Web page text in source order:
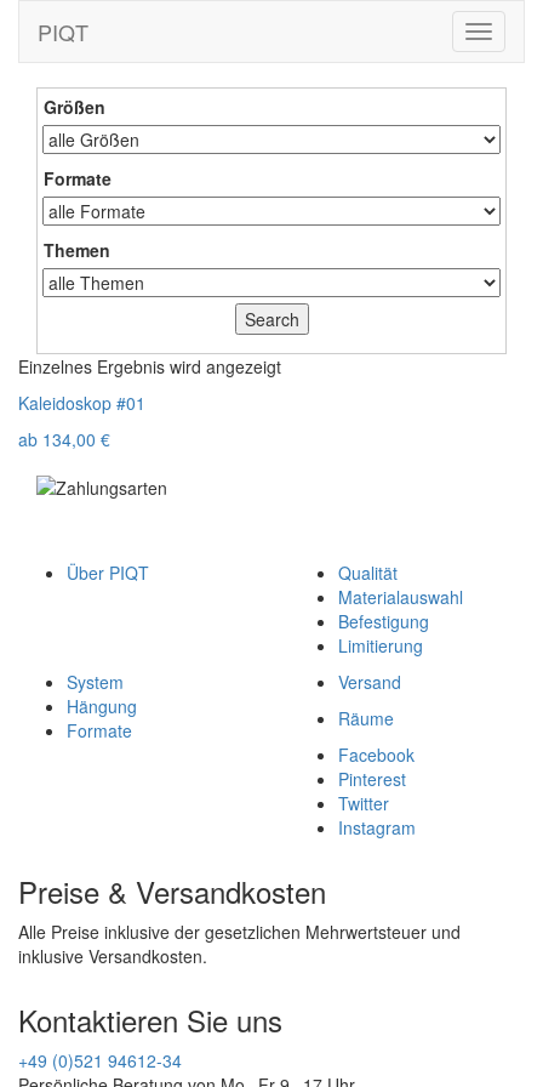
Toggle
PIQT
Größen
Formate
Themen
Einzelnes Ergebnis wird angezeigt
Kaleidoskop #01
ab 134,00 €
Über PIQT
Qualität
Materialauswahl
Befestigung
Limitierung
System
Hängung
Formate
Versand
Räume
Facebook
Pinterest
Twitter
Instagram
Preise & Versandkosten
Alle Preise inklusive der gesetzlichen Mehrwertsteuer und
inklusive Versandkosten.
Kontaktieren Sie uns
+49 (0)521 94612-34